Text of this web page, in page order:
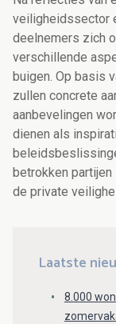
veiligheidssector
deelnemers zich
verschillende
buigen. Op basis
zullen concrete
aanbevelingen
dienen als
betrokken
de private
Laatste
8.000